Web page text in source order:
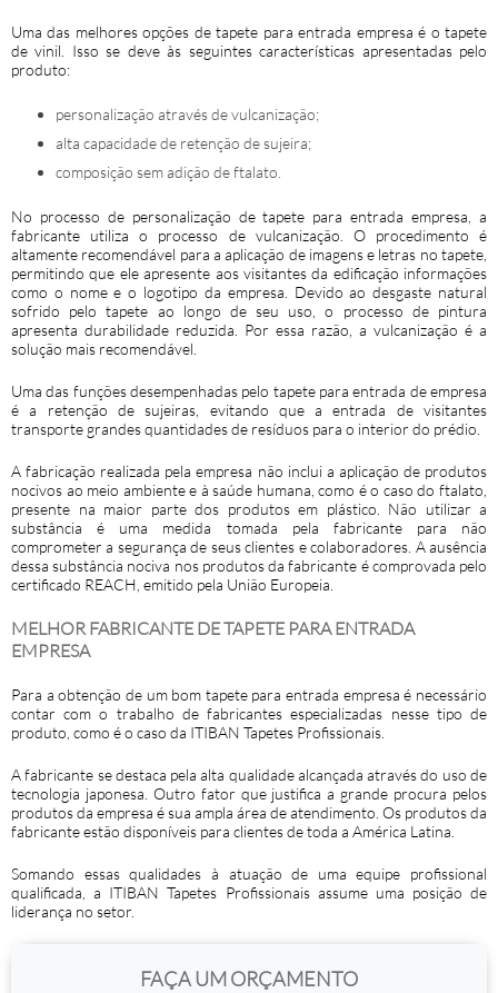
Uma das melhores opções detapete para entrada empresa é o tapete
de vinil. Isso se deve às seguintes características apresentadas pelo
produto:
personalização através de vulcanização;
alta capacidade de retenção de sujeira;
composição sem adição de ftalato.
No processo de personalização detapete para entrada empresa , a
fabricante utiliza o processo de vulcanização. O procedimento é
altamente recomendável para a aplicação de imagens e letras no tapete,
permitindo que ele apresente aos visitantes da edificação informações
como o nome e o logotipo da empresa. Devido ao desgaste natural
sofrido pelo tapete ao longo de seu uso, o processo de pintura
apresenta durabilidade reduzida. Por essa razão, a vulcanização é a
solução mais recomendável.
Uma das funções desempenhadas pelo tapete para entrada de empresa
é a retenção de sujeiras, evitando que a entrada de visitantes
transporte grandes quantidades de resíduos para o interior do prédio.
A fabricação realizada pela empresa não inclui a aplicação de produtos
nocivos ao meio ambiente e à saúde humana, como é o caso do ftalato,
presente na maior parte dos produtos em plástico. Não utilizar a
substância é uma medida tomada pela fabricante para não
comprometer a segurança de seus clientes e colaboradores. A ausência
dessa substância nociva nos produtos da fabricante é comprovada pelo
certificado REACH, emitido pela União Europeia.
MELHOR FABRICANTE DE TAPETE PARA ENTRADA
EMPRESA
Para a obtenção de um bom tapete para entrada empresa é necessário
contar com o trabalho de fabricantes especializadas nesse tipo de
produto, como é o caso da ITIBAN Tapetes Profissionais.
A fabricante se destaca pela alta qualidade alcançada através do uso de
tecnologia japonesa. Outro fator que justifica a grande procura pelos
produtos da empresa é sua ampla área de atendimento. Os produtos da
fabricante estão disponíveis para clientes de toda a América Latina.
Somando essas qualidades à atuação de uma equipe profissional
qualificada, a ITIBAN Tapetes Profissionais assume uma posição de
liderança no setor.
FAÇA UM ORÇAMENTO